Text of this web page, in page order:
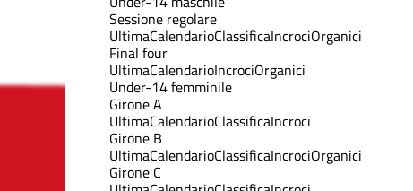
Sessione regolare
UltimaCalendarioClassificaIncrociOrganici
Final four
UltimaCalendarioIncrociOrganici
Under-14 femminile
Girone A
UltimaCalendarioClassificaIncroci
Girone B
UltimaCalendarioClassificaIncrociOrganici
Girone C